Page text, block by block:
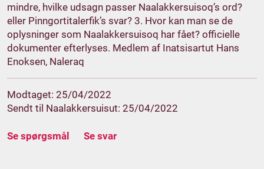
mindre, hvilke udsagn passer Naalakkersuisoq’s ord?
eller Pinngortitalerfik’s svar? 3. Hvor kan man se de
oplysninger som Naalakkersuisoq har fået? officielle
dokumenter efterlyses. Medlem af Inatsisartut Hans
Enoksen, Naleraq
Modtaget: 25/04/2022
Sendt til Naalakkersuisut: 25/04/2022
Se spørgsmål Se svar